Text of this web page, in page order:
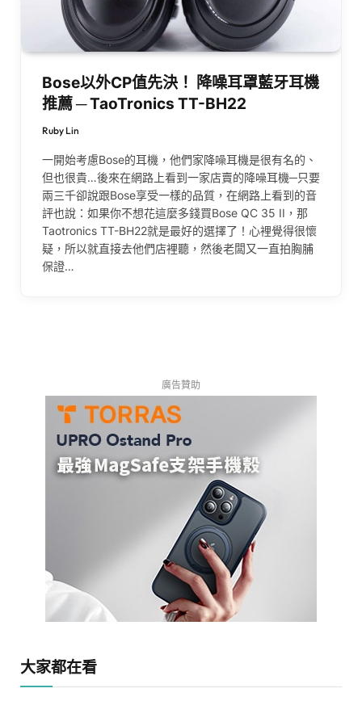
Bose以外CP值先決！ 降噪耳罩藍牙耳機
推薦 ─ TaoTronics TT-BH22
Ruby Lin
一開始考慮Bose的耳機，他們家降噪耳機是很有名的、
但也很貴…後來在網路上看到一家店賣的降噪耳機─只要
兩三千卻說跟Bose享受一樣的品質，在網路上看到的音
評也說：如果你不想花這麼多錢買Bose QC 35 II，那
Taotronics TT-BH22就是最好的選擇了！心裡覺得很懷
疑，所以就直接去他們店裡聽，然後老闆又一直拍胸脯
保證…
廣告贊助
大家都在看